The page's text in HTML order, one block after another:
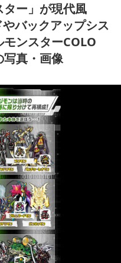
ー」が現代風
バックアップシス
ンスターCOLO
写真・画像